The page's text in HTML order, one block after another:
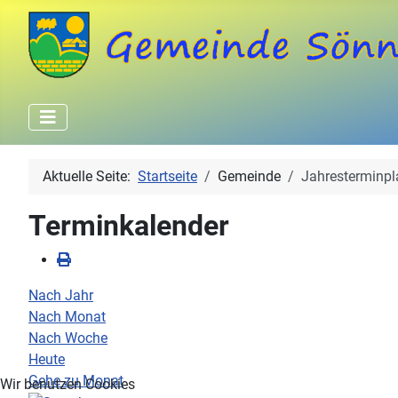
Aktuelle Seite: Startseite Gemeinde
Terminkalender
Nach Jahr
Nach Monat
Nach Woche
Heute
Gehe zu Monat
Wir benutzen Cookies